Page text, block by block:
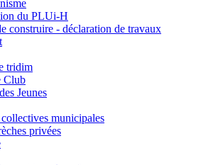
du PLUi-H
construire - déclaration de travaux
tridim
Club
Jeunes
municipales
privées